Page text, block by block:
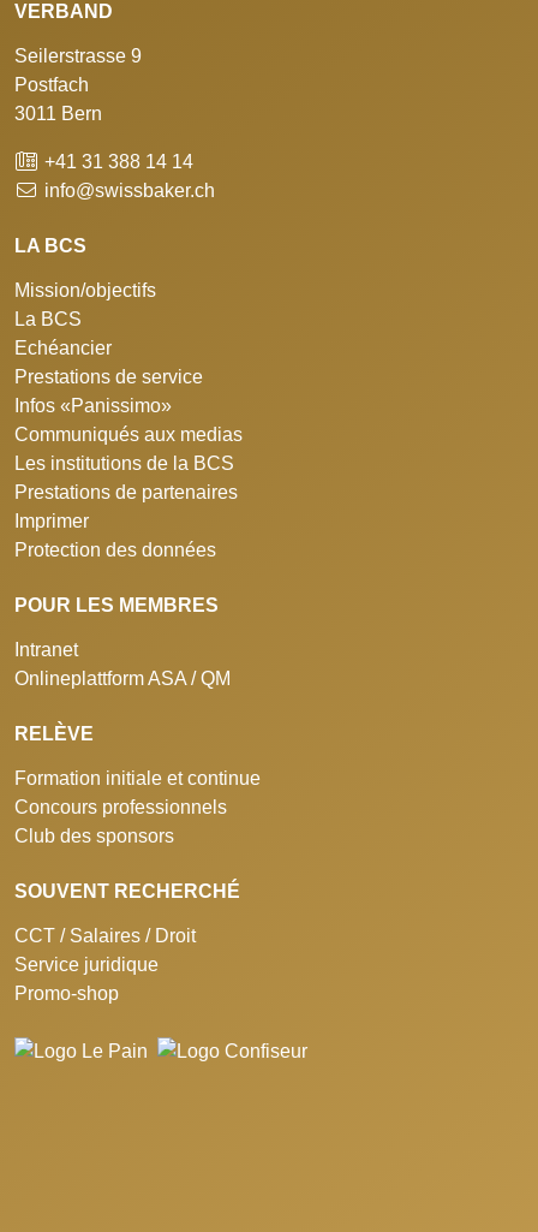
VERBAND
Seilerstrasse 9
Postfach
3011 Bern
+41 31 388 14 14
info@swissbaker.ch
LA BCS
Mission/objectifs
La BCS
Echéancier
Prestations de service
Infos «Panissimo»
Communiqués aux medias
Les institutions de la BCS
Prestations de partenaires
Imprimer
Protection des données
POUR LES MEMBRES
Intranet
Onlineplattform ASA / QM
RELÈVE
Formation initiale et continue
Concours professionnels
Club des sponsors
SOUVENT RECHERCHÉ
CCT / Salaires / Droit
Service juridique
Promo-shop